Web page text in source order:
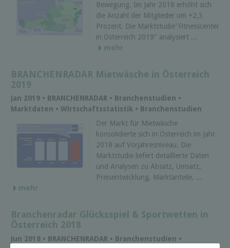
Bewegung. Im Jahr 2018 erhöht sich
die Anzahl der Mitglieder um +2,3
Prozent. Die Marktstudie"Fitnesscenter
in Österreich 2019" analysiert ...
mehr
BRANCHENRADAR Mietwäsche in Österreich
2019
Jan 2019 • BRANCHENRADAR • Branchenstudien •
Marktdaten • Wirtschaftsstatistik • Branchenstudien
Der Markt für Mietwäsche
konsolidierte sich in Österreich im Jahr
2018 auf Vorjahresniveau. Die
Marktstudie liefert detaillierte Daten
und Analysen zu Absatz, Umsatz,
Preisentwicklung, Marktanteile, ...
mehr
Branchenradar Glücksspiel & Sportwetten in
Österreich 2018
Jun 2018 • BRANCHENRADAR • Branchenstudien •